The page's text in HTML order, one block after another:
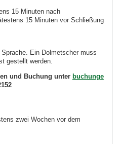
15 Minuten nach
15 Minuten vor Schließung
Ein Dolmetscher muss
gestellt werden.
und Buchung unter buchunge
zwei Wochen vor dem